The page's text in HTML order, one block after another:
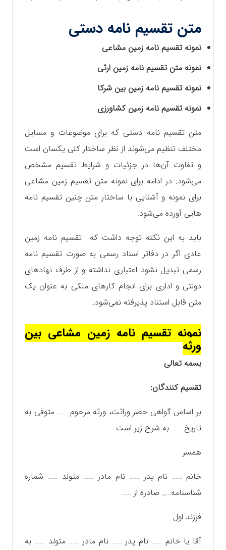
متن تقسیم نامه دستی
نمونه تقسیم نامه زمین مشاعی
نمونه متن تقسیم نامه زمین ارثی
نمونه تقسیم نامه زمین بین شرکا
نمونه تقسیم نامه زمین کشاورزی
متن تقسیم نامه دستی که برای موضوعات و‌ مسایل
مختلف تنظیم می‌شوند از نظر ساختار کلی یکسان است
و تفاوت آن‌ها در جزئیات و شرایط تقسیم مشخص
می‌شود. در ادامه برای نمونه متن تقسیم زمین مشاعی
برای نمونه و آشنایی با ساختار متن چنین تقسیم نامه
هایی آورده می‌شود.
باید به این نکته توجه داشت که تقسیم نامه زمین
عادی اگر در دفاتر اسناد رسمی به صورت تقسیم نامه
رسمی تبدیل نشود اعتباری نداشته و از طرف نهادهای
دولتی و اداری برای انجام کارهای ملکی به عنوان یک
متن قابل استناد پذیرفته نمی‌شود.
نمونه تقسیم نامه زمین مشاعی بین
ورثه
بسمه تعالی
تقسیم کنندگان:
بر اساس گواهی حصر وراثت، ورثه مرحوم …… متوفی به
تاریخ …… به شرح زیر است
همسر
خانم …… نام پدر …… نام مادر …… متولد …… شماره
شناسنامه….. صادره از ……
فرزند اول
آقا یا خانم …… نام پدر …… نام مادر …… متولد …… به